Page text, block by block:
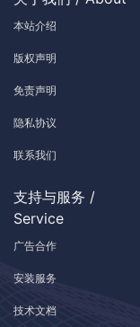
本站介绍
版权声明
免责声明
隐私协议
联系我们
支持与服务 /
Service
广告合作
安装服务
技术文档